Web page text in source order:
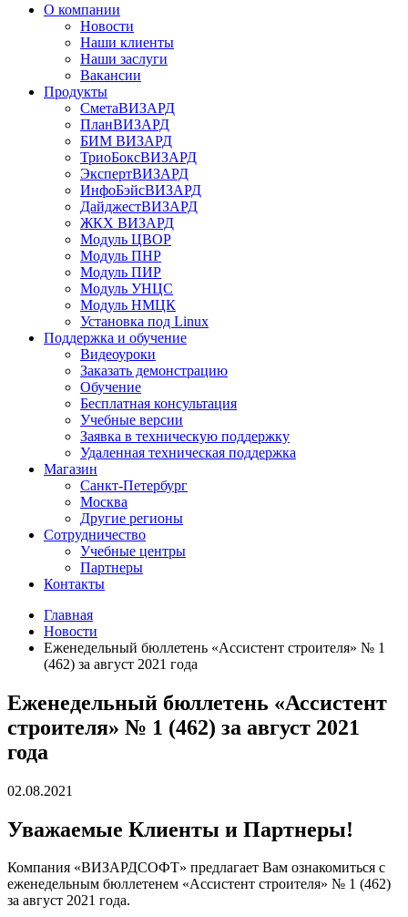
О компании
Новости
Наши клиенты
Наши заслуги
Вакансии
Продукты
СметаВИЗАРД
ПланВИЗАРД
БИМ ВИЗАРД
ТриоБоксВИЗАРД
ЭкспертВИЗАРД
ИнфоБэйсВИЗАРД
ДайджестВИЗАРД
ЖКХ ВИЗАРД
Модуль ЦВОР
Модуль ПНР
Модуль ПИР
Модуль УНЦС
Модуль НМЦК
Установка под Linux
Поддержка и обучение
Видеоуроки
Заказать демонстрацию
Обучение
Бесплатная консультация
Учебные версии
Заявка в техническую поддержку
Удаленная техническая поддержка
Магазин
Санкт-Петербург
Москва
Другие регионы
Сотрудничество
Учебные центры
Партнеры
Контакты
Главная
Новости
Еженедельный бюллетень «Ассистент строителя» № 1
(462) за август 2021 года
Еженедельный бюллетень «Ассистент
строителя» № 1 (462) за август 2021
года
02.08.2021
Уважаемые Клиенты и Партнеры!
Компания «ВИЗАРДСОФТ» предлагает Вам ознакомиться с
еженедельным бюллетенем «Ассистент строителя» № 1 (462)
за август 2021 года.